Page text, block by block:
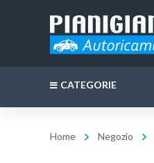
CATEGORIE
Home Negozio